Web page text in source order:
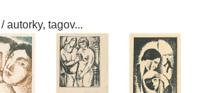
autorky, tagov...